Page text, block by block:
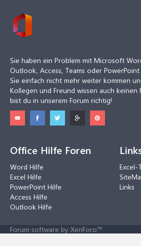
Sie haben ein Problem mit Microsoft
Outlook, Access, Teams oder
Sie einfach nicht mehr weiter kommen
Kollegen und Freund wissen auch keinen
bist du in unserem Forum richtig!
Office Hilfe Foren
Word Hilfe
Excel Hilfe
PowerPoint Hilfe
Access Hilfe
Outlook Hilfe
Excel-
Links
Forum software by XenForo™